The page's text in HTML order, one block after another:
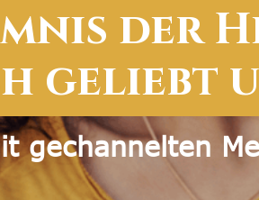
der
geliebt
gechannelten